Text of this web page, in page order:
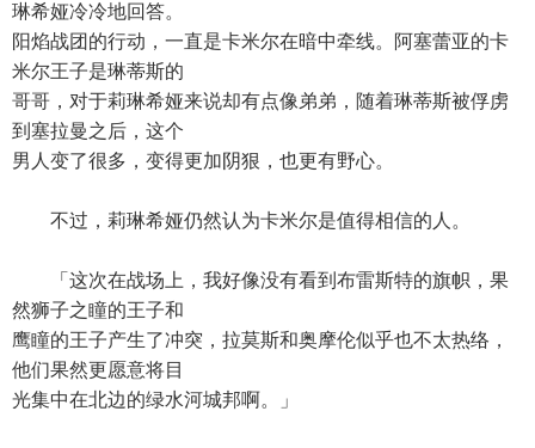
琳希娅冷冷地回答。
阳焰战团的行动，一直是卡米尔在暗中牵线。阿塞蕾亚的卡
米尔王子是琳蒂斯的
哥哥，对于莉琳希娅来说却有点像弟弟，随着琳蒂斯被俘虏
到塞拉曼之后，这个
男人变了很多，变得更加阴狠，也更有野心。
不过，莉琳希娅仍然认为卡米尔是值得相信的人。
「这次在战场上，我好像没有看到布雷斯特的旗帜，果
然狮子之瞳的王子和
鹰瞳的王子产生了冲突，拉莫斯和奥摩伦似乎也不太热络，
他们果然更愿意将目
光集中在北边的绿水河城邦啊。」